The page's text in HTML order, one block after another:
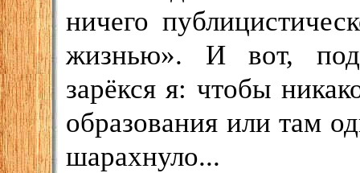
ничего
жизнью». И вот,
зарёкся я: чтобы
образования или там
шарахнуло...